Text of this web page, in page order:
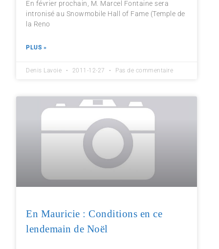
En février prochain, M. Marcel Fontaine sera
intronisé au Snowmobile Hall of Fame (Temple de
la Reno
PLUS »
Denis Lavoie 2011-12-27 Pas de commentaire
En Mauricie : Conditions en ce
lendemain de Noël